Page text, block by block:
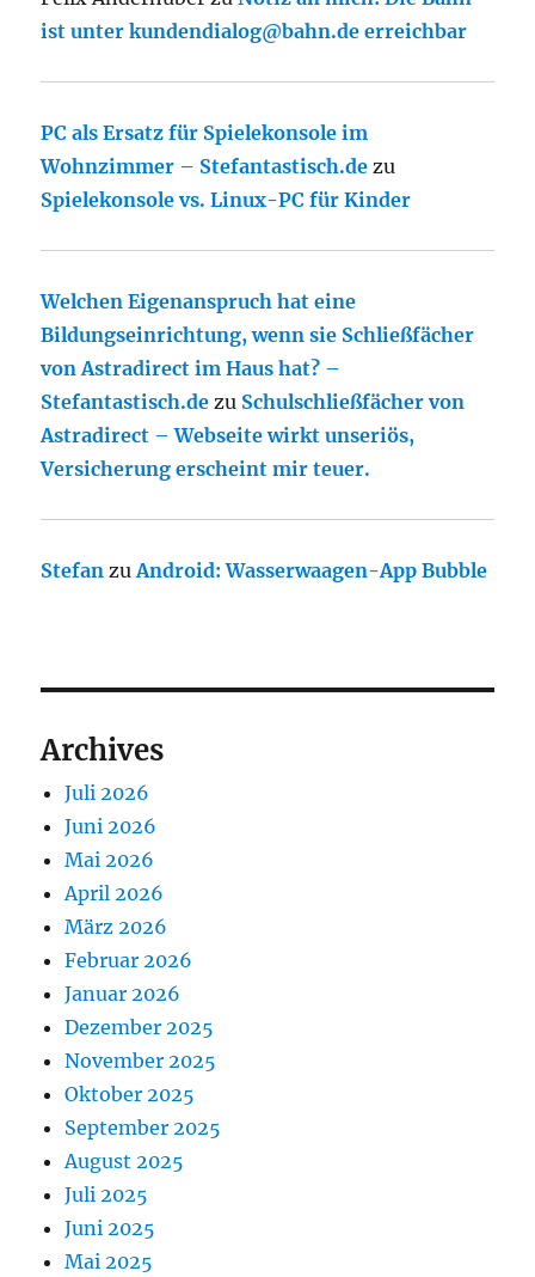
ist unter kundendialog@bahn.de erreichbar
PC als Ersatz für Spielekonsole im
Wohnzimmer – Stefantastisch.de zu
Spielekonsole vs. Linux-PC für Kinder
Welchen Eigenanspruch hat eine
Bildungseinrichtung, wenn sie Schließfächer
von Astradirect im Haus hat? –
Stefantastisch.de zu Schulschließfächer von
Astradirect – Webseite wirkt unseriös,
Versicherung erscheint mir teuer.
Stefan zuAndroid: Wasserwaagen-App Bubble
Archives
Juli 2026
Juni 2026
Mai 2026
April 2026
März 2026
Februar 2026
Januar 2026
Dezember 2025
November 2025
Oktober 2025
September 2025
August 2025
Juli 2025
Juni 2025
Mai 2025